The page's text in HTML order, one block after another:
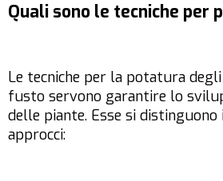
Quali sono le tecniche per
Le tecniche per la potatura
fusto servono garantire lo
delle piante. Esse si
approcci: